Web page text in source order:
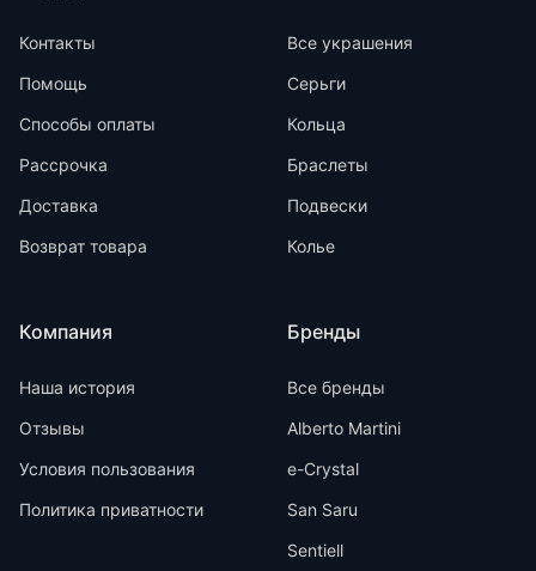
Контакты
Помощь
Способы оплаты
Рассрочка
Доставка
Возврат товара
Компания
Наша история
Отзывы
Условия пользования
Политика приватности
Все украшения
Серьги
Кольца
Браслеты
Подвески
Колье
Бренды
Все бренды
Alberto Martini
e-Crystal
San Saru
Sentiell